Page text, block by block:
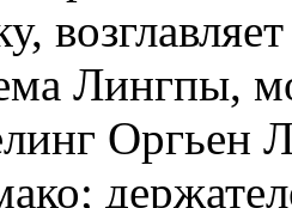
Лингпы,
Оргьен